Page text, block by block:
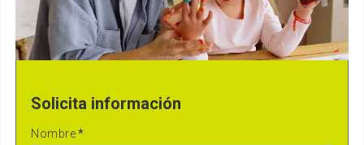
Solicita información
Nombre*